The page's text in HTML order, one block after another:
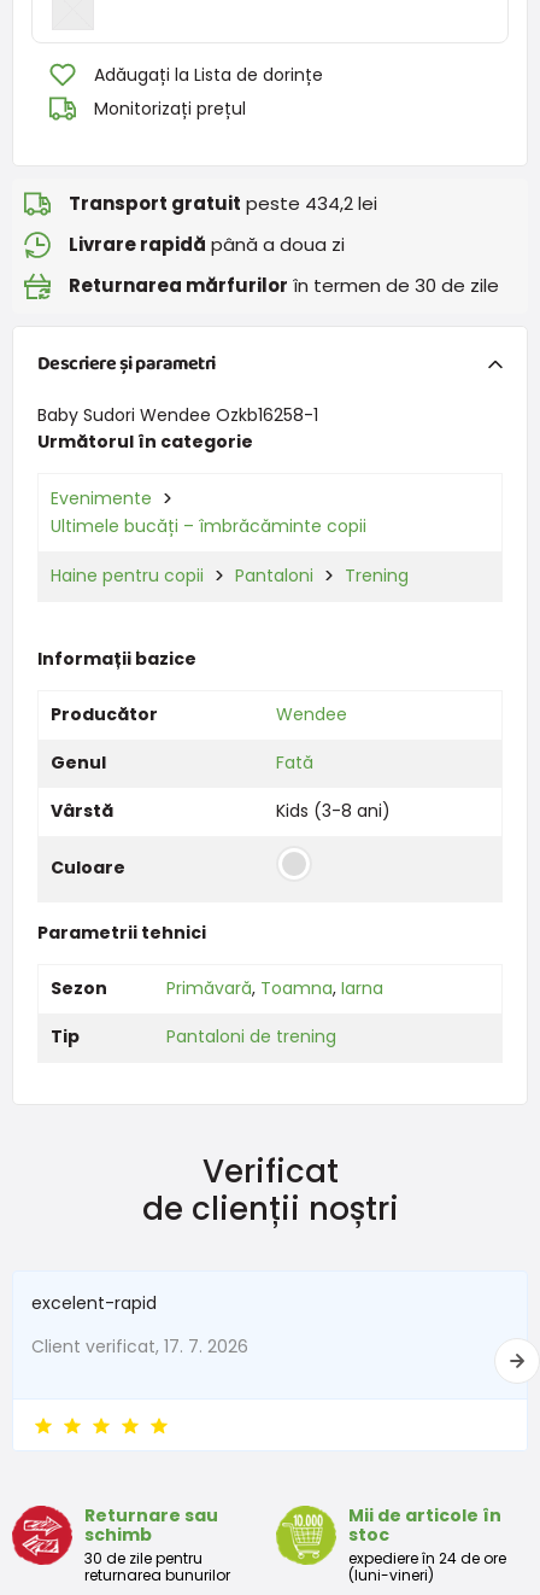
Adăugați la Lista de dorințe
Monitorizați prețul
Transport gratuit peste 434,2 lei
Livrare rapidă până a doua zi
Returnarea mărfurilor în termen de 30 de zile
Descriere și parametri
Baby Sudori Wendee Ozkb16258-1
Următorul în categorie
Evenimente
Ultimele bucăți – îmbrăcăminte copii
Haine pentru copii Pantaloni Trening
Informații bazice
Producător
Wendee
Genul
Fată
Vârstă
Kids (3-8 ani)
Culoare
Parametrii tehnici
Sezon Primăvară, Toamna, Iarna
Tip
Pantaloni de trening
Verificat
de clienții noștri
excelent-rapid
Client verificat, 17. 7. 2026
Returnare sau
schimb
30 de zile pentru
returnarea bunurilor
Mii de articole în
stoc
expediere în 24 de ore
(luni-vineri)